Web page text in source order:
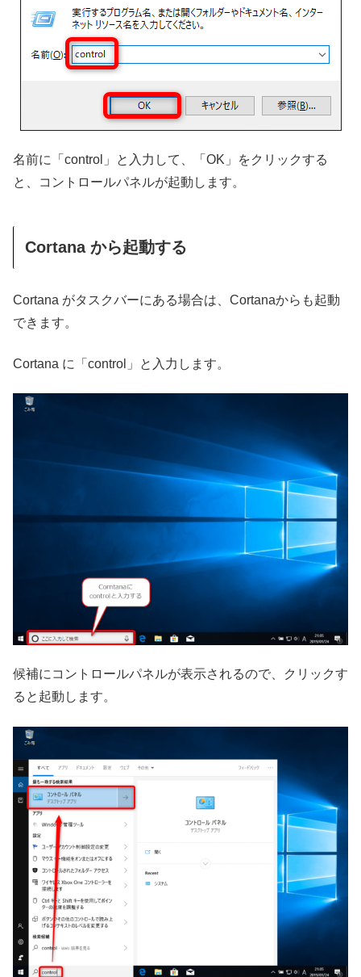
名前に「control」と入力して、「OK」をクリックする
と、コントロールパネルが起動します。
Cortana から起動する
Cortana がタスクバーにある場合は、Cortanaからも起動
できます。
Cortana に「control」と入力します。
候補にコントロールパネルが表示されるので、クリックす
ると起動します。